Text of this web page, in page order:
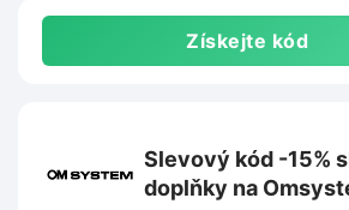
Získejte kód
Slevový kód -15%
doplňky na